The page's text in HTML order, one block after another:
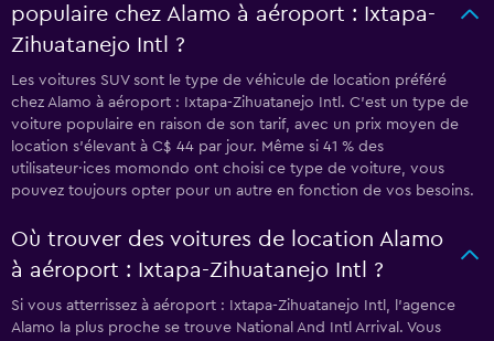
populaire chez Alamo à aéroport : Ixtapa-
Zihuatanejo Intl ?
Les voitures SUV sont le type de véhicule de location préféré
chez Alamo à aéroport : Ixtapa-Zihuatanejo Intl. C'est un type de
voiture populaire en raison de son tarif, avec un prix moyen de
location s'élevant à C$ 44 par jour. Même si 41 % des
utilisateur·ices momondo ont choisi ce type de voiture, vous
pouvez toujours opter pour un autre en fonction de vos besoins.
Où trouver des voitures de location Alamo
à aéroport : Ixtapa-Zihuatanejo Intl ?
Si vous atterrissez à aéroport : Ixtapa-Zihuatanejo Intl, l’agence
Alamo la plus proche se trouve National And Intl Arrival. Vous